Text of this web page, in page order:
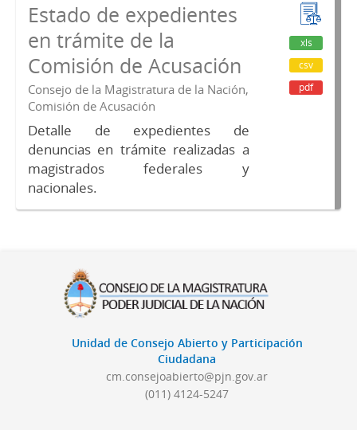
Estado de expedientes
en trámite de la
Comisión de Acusación
Consejo de la Magistratura de la Nación,
Comisión de Acusación
Detalle de expedientes de
denuncias en trámite realizadas a
magistrados federales y
nacionales.
xls
csv
pdf
Unidad de Consejo Abierto y Participación
Ciudadana
cm.consejoabierto@pjn.gov.ar
(011) 4124-5247